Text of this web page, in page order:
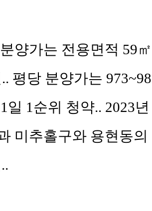
분양가는 전용면적 59
평당 분양가는
일 1순위 청약.. 2023
과 미추홀구와 용현동